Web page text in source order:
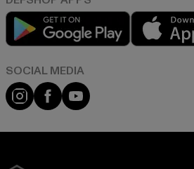
Play market
Instagram
FacebookYouTube